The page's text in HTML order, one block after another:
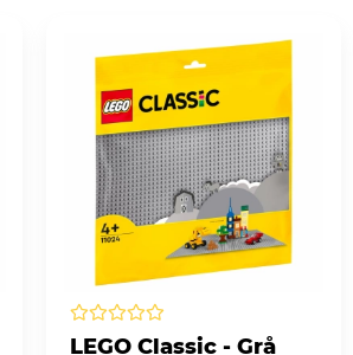
LEGO Classic - Grå